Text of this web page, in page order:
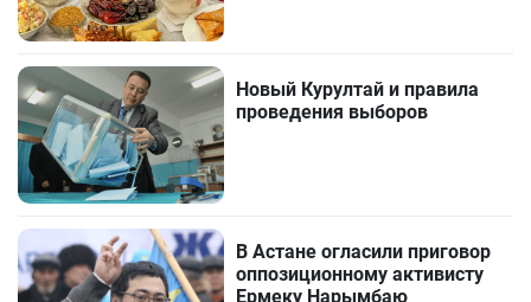
Новый Курултай и правила
проведения выборов
В Астане огласили приговор
оппозиционному активисту
Ермеку Нарымбаю